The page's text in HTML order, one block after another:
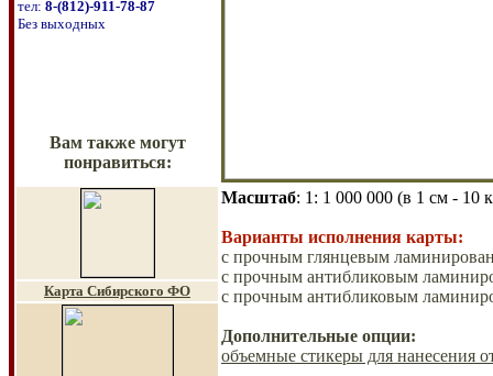
тел: 8-(812)-911-78-87
Без выходных
Вам также могут
понравиться:
Масштаб: 1: 1 000 000 (в 1 см - 10
Варианты исполнения карты:
с прочным глянцевым
с прочным антибликовым
с прочным антибликовым
Дополнительные опции:
объемные стикеры для нанесения
Карта Сибирского ФО